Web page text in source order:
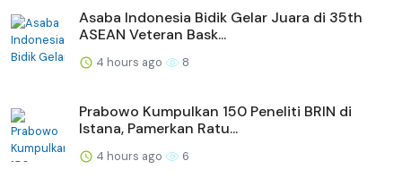
Asaba Indonesia Bidik Gelar Juara di 35th
ASEAN Veteran Bask...
4 hours ago 8
Prabowo Kumpulkan 150 Peneliti BRIN di
Istana, Pamerkan Ratu...
4 hours ago 6